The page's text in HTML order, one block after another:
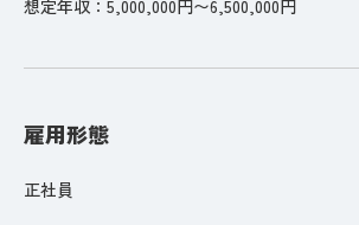
想定年収：5,000,000円〜6,500,000円
雇用形態
正社員